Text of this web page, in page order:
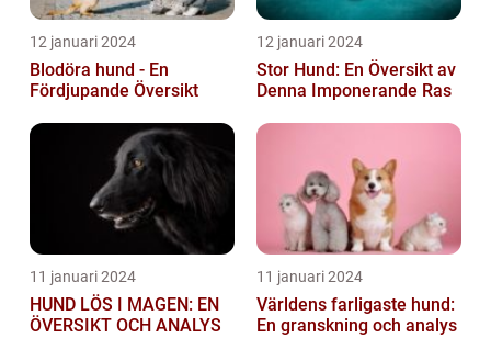
12 januari 2024
Blodöra hund - En
Fördjupande Översikt
12 januari 2024
Stor Hund: En Översikt av
Denna Imponerande Ras
11 januari 2024
HUND LÖS I MAGEN: EN
ÖVERSIKT OCH ANALYS
11 januari 2024
Världens farligaste hund:
En granskning och analys